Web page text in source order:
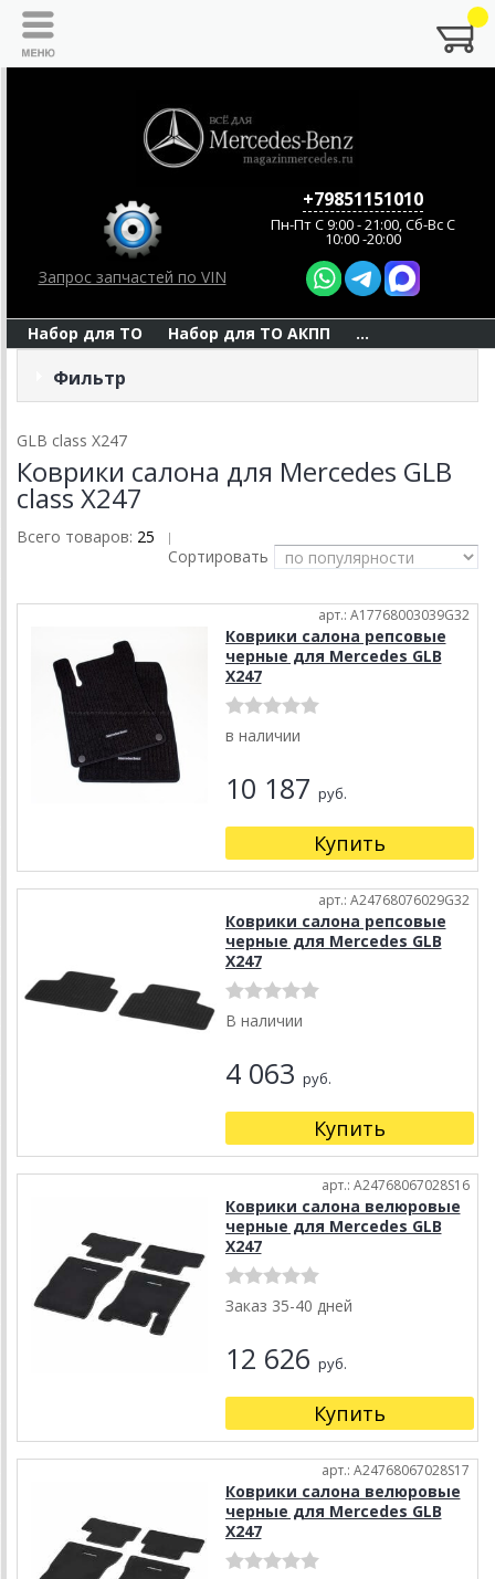
Запрос запчастей по VIN
+79851151010
Пн-Пт C 9:00 - 21:00, Сб-Вс С
10:00 -20:00
Набор для ТО Набор для ТО АКПП ...
Фильтр
GLB class X247
Коврики салона для Mercedes GLB
class X247
Всего товаров: 25 |
Сортировать
арт.: A17768003039G32
Коврики салона репсовые
черные для Mercedes GLB
X247
в наличии
10 187 руб.
Купить
арт.: A24768076029G32
Коврики салона репсовые
черные для Mercedes GLB
X247
В наличии
4 063 руб.
Купить
арт.: A24768067028S16
Коврики салона велюровые
черные для Mercedes GLB
X247
Заказ 35-40 дней
12 626 руб.
Купить
арт.: A24768067028S17
Коврики салона велюровые
черные для Mercedes GLB
X247